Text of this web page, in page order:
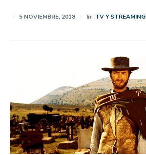
5 NOVIEMBRE, 2018 In TV Y STREAMING